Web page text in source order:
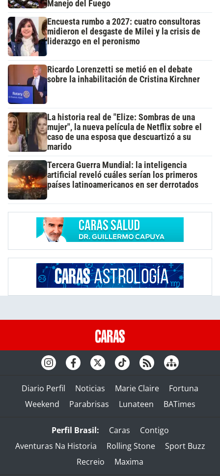
Manejo del Fuego
Encuesta rumbo a 2027: cuatro consultoras
midieron el desgaste de Milei y la crisis de
liderazgo en el peronismo
Ricardo Lorenzetti se metió en el debate
sobre la inhabilitación de Cristina Kirchner
La historia real de "Elize: Sombras de una
mujer", la nueva película de Netflix sobre el
caso de una esposa que descuartizó a su
marido
Tercera Guerra Mundial: la inteligencia
artificial reveló cuáles serían los primeros
países latinoamericanos en ser derrotados
Diario Perfil Noticias Marie Claire
Fortuna
Weekend
Parabrisas Lunateen BATimes
Perfil Brasil: Caras
Contigo
Aventuras Na Historia
Rolling Stone
Sport Buzz
Recreio
Maxima